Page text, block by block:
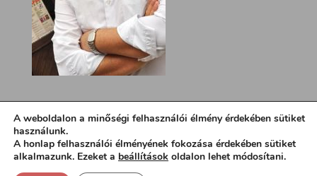
A weboldalon a minőségi felhasználói élmény érdekében sütiket
használunk.
A honlap felhasználói élményének fokozása érdekében sütiket
alkalmazunk. Ezeket a beállítások oldalon lehet módosítani.